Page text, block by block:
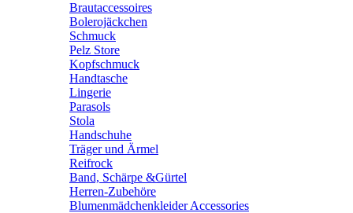
Brautaccessoires
Bolerojäckchen
Schmuck
Pelz Store
Kopfschmuck
Handtasche
Lingerie
Parasols
Stola
Handschuhe
Träger und Ärmel
Reifrock
Band, Schärpe &Gürtel
Herren-Zubehöre
Blumenmädchenkleider Accessories